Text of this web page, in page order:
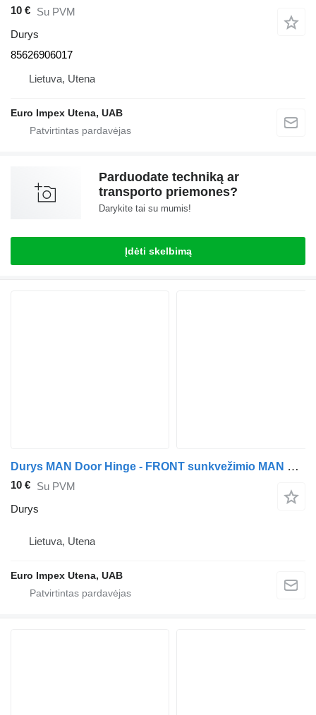
10 € Su PVM
Durys
85626906017
Lietuva, Utena
Euro Impex Utena, UAB
Parduodate techniką ar
transporto priemones?
Darykite tai su mumis!
Įdėti skelbimą
Durys MAN Door Hinge - FRONT sunkvežimio MAN L2000
10 € Su PVM
Durys
Lietuva, Utena
Euro Impex Utena, UAB